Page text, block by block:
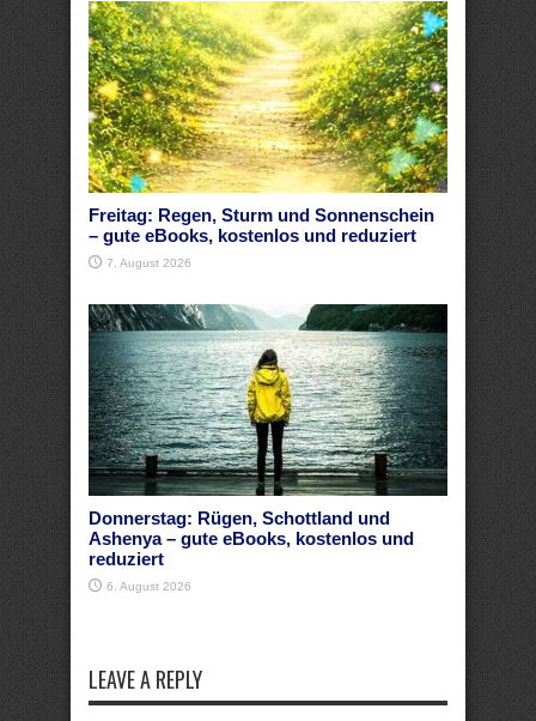
Freitag: Regen, Sturm und Sonnenschein
– gute eBooks, kostenlos und reduziert
7. August 2026
Donnerstag: Rügen, Schottland und
Ashenya – gute eBooks, kostenlos und
reduziert
6. August 2026
LEAVE A REPLY